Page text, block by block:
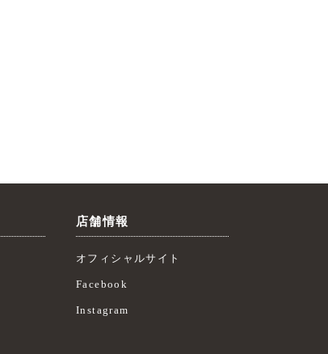
店舗情報
オフィシャルサイト
Facebook
Instagram